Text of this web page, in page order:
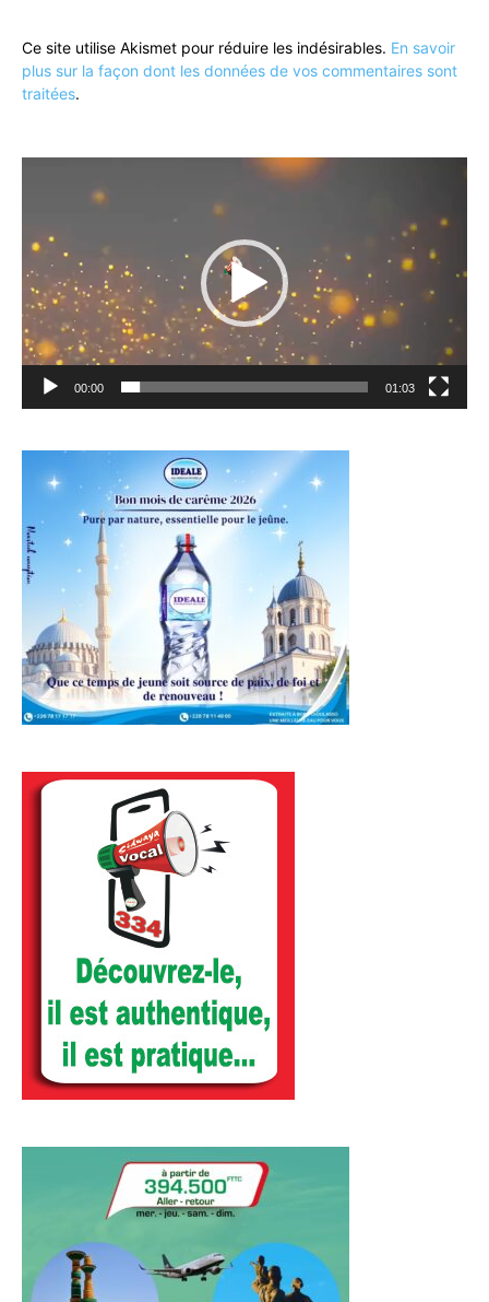
Ce site utilise Akismet pour réduire les indésirables. En savoir
plus sur la façon dont les données de vos commentaires sont
traitées.
00:00 01:03